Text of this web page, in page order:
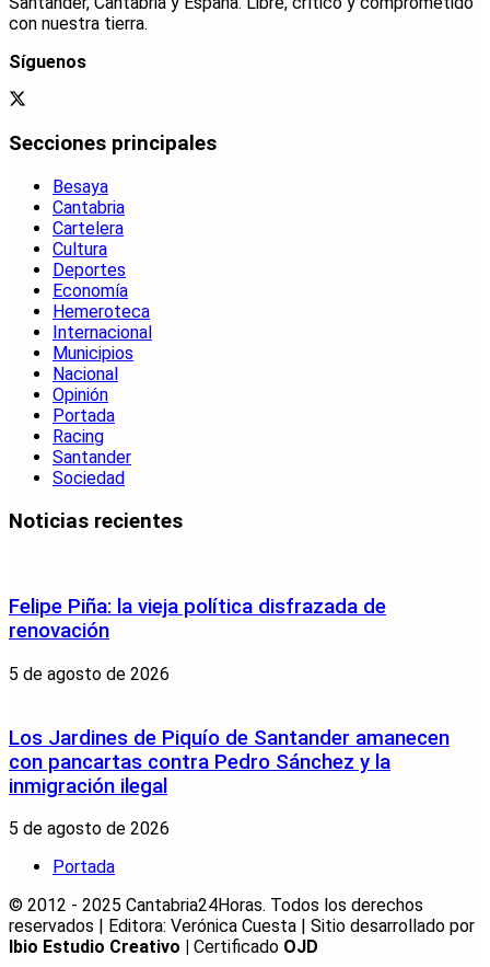
con nuestra tierra.
Síguenos
Secciones principales
Besaya
Cantabria
Cartelera
Cultura
Deportes
Economía
Hemeroteca
Internacional
Municipios
Nacional
Opinión
Portada
Racing
Santander
Sociedad
Noticias recientes
Felipe Piña: la vieja política disfrazada de
renovación
5 de agosto de 2026
Los Jardines de Piquío de Santander amanecen
con pancartas contra Pedro Sánchez y la
inmigración ilegal
5 de agosto de 2026
Portada
© 2012 - 2025 Cantabria24Horas. Todos los derechos
reservados | Editora: Verónica Cuesta | Sitio desarrollado por
Ibio Estudio Creativo |
Certificado OJD